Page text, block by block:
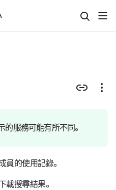
服務可能有所不同。
員的使用記錄。
載搜尋結果。